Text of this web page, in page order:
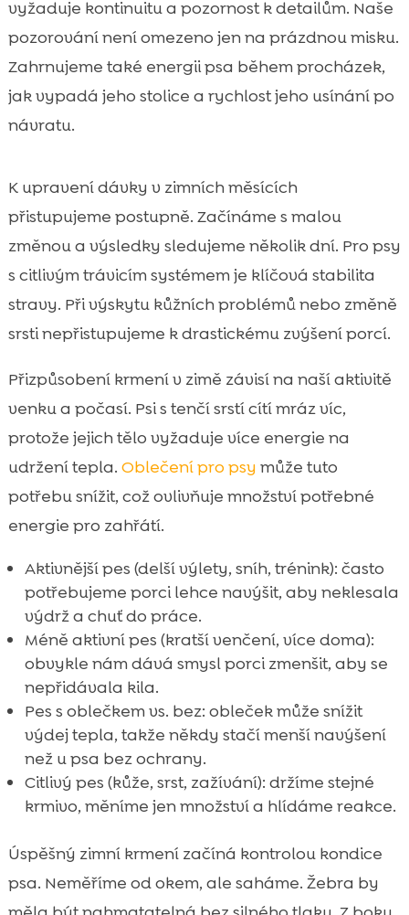
vyžaduje kontinuitu a pozornost k detailům. Naše
pozorování není omezeno jen na prázdnou misku.
Zahrnujeme také energii psa během procházek,
jak vypadá jeho stolice a rychlost jeho usínání po
návratu.
K upravení dávky v zimních měsících
přistupujeme postupně. Začínáme s malou
změnou a výsledky sledujeme několik dní. Pro psy
s citlivým trávicím systémem je klíčová stabilita
stravy. Při výskytu kůžních problémů nebo změně
srsti nepřistupujeme k drastickému zvýšení porcí.
Přizpůsobení krmení v zimě závisí na naší aktivitě
venku a počasí. Psi s tenčí srstí cítí mráz víc,
protože jejich tělo vyžaduje více energie na
udržení tepla. Oblečení pro psy může tuto
potřebu snížit, což ovlivňuje množství potřebné
energie pro zahřátí.
Aktivnější pes (delší výlety, sníh, trénink): často
potřebujeme porci lehce navýšit, aby neklesala
výdrž a chuť do práce.
Méně aktivní pes (kratší venčení, více doma):
obvykle nám dává smysl porci zmenšit, aby se
nepřidávala kila.
Pes s oblečkem vs. bez: obleček může snížit
výdej tepla, takže někdy stačí menší navýšení
než u psa bez ochrany.
Citlivý pes (kůže, srst, zažívání): držíme stejné
krmivo, měníme jen množství a hlídáme reakce.
Úspěšný zimní krmení začíná kontrolou kondice
psa. Neměříme od okem, ale saháme. Žebra by